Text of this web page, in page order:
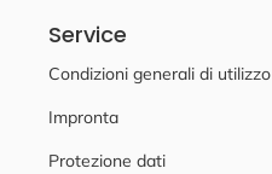
Service
Condizioni generali di utilizzo
Impronta
Protezione dati